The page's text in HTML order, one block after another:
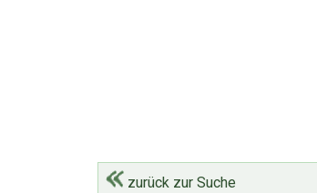
zurück zur Suche